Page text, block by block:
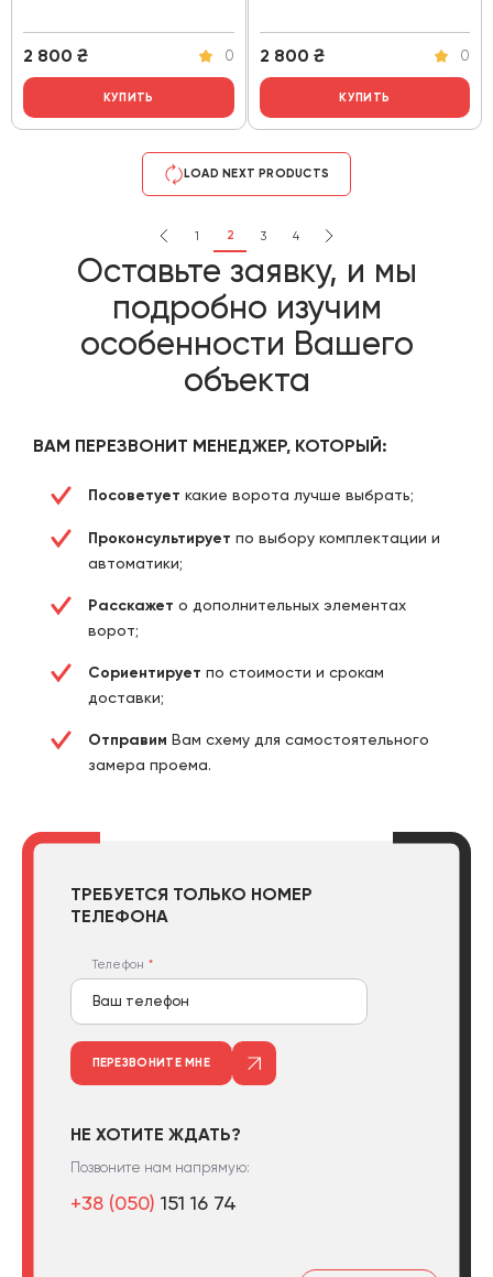
2 800 ₴ 0
КУПИТЬ
2 800 ₴ 0
КУПИТЬ
LOAD NEXT PRODUCTS
1 2 3 4
Оставьте заявку, и мы
подробно изучим
особенности Вашего
объекта
ВАМ ПЕРЕЗВОНИТ МЕНЕДЖЕР, КОТОРЫЙ:
Посоветует какие ворота лучше выбрать;
Проконсультирует по выбору комплектации и
автоматики;
Расскажет о дополнительных элементах
ворот;
Сориентирует по стоимости и срокам
доставки;
Отправим Вам схему для самостоятельного
замера проема.
ТРЕБУЕТСЯ ТОЛЬКО НОМЕР
ТЕЛЕФОНА
Телефон
ПЕРЕЗВОНИТЕ МНЕ
НЕ ХОТИТЕ ЖДАТЬ?
Позвоните нам напрямую:
+38 (050) 151 16 74